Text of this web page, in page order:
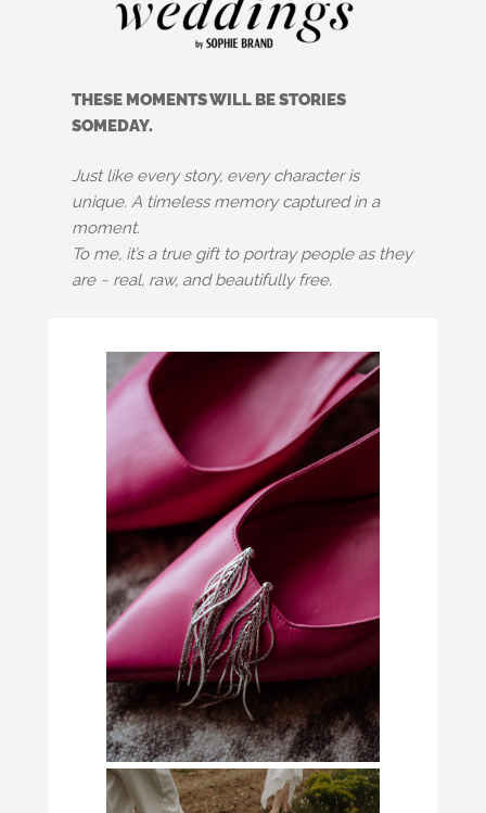
THESE MOMENTS WILL BE STORIES
SOMEDAY.
Just like every story, every character is
unique. A timeless memory captured in a
moment.
To me, it’s a true gift to portray people as they
are ~ real, raw, and beautifully free.